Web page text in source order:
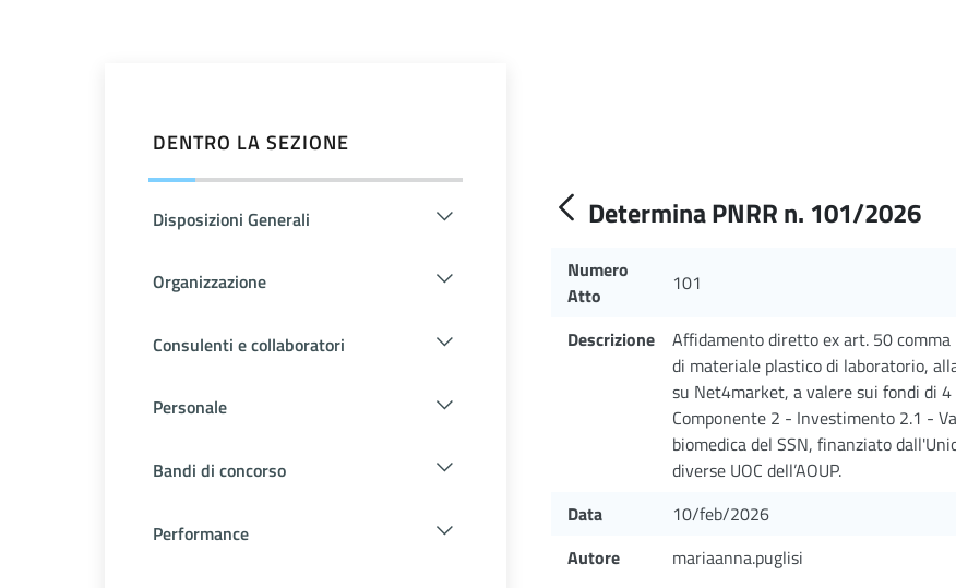
DENTRO LA SEZIONE
Disposizioni Generali
Organizzazione
Consulenti e collaboratori
Personale
Bandi di concorso
Performance
Determina PNRR n. 101/2026
Numero
Atto
101
Descrizione
Affidamento diretto ex art. 50
di materiale plastico di laboratorio,
su Net4market, a valere sui fondi di
Componente 2 - Investimento 2.1 -
biomedica del SSN, finanziato
diverse UOC dell’AOUP.
Data
10/feb/2026
Autore
mariaanna.puglisi